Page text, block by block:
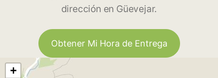
dirección en Güevejar.
Obtener Mi Hora de Entrega
+